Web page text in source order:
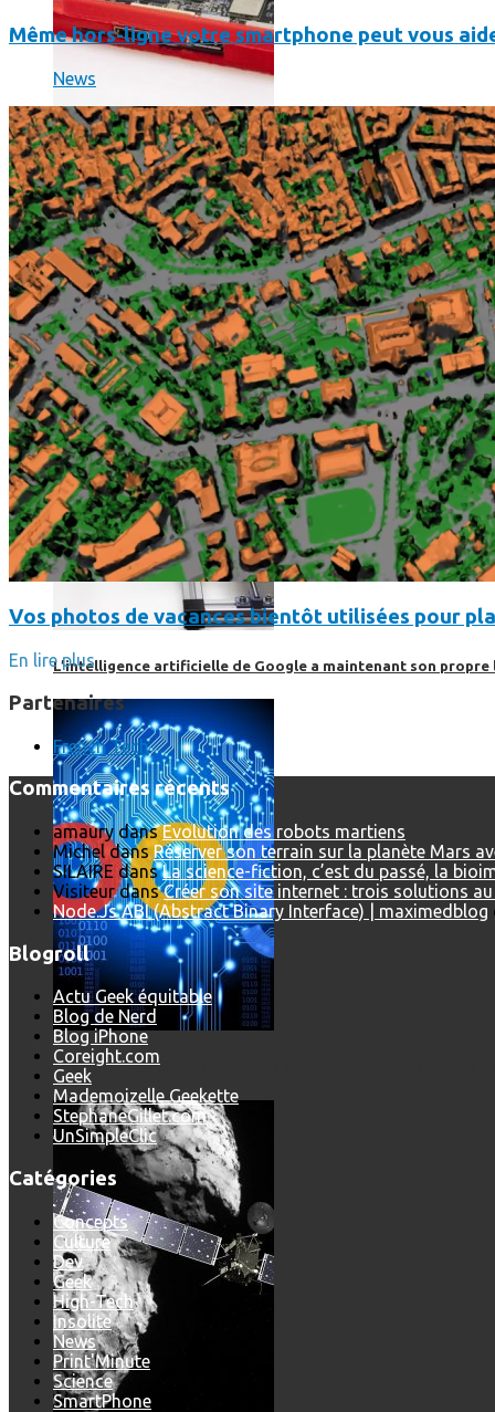
Science
Science
La science-fiction, c’est du passé, la bioimpression de peau
L’intelligence artificielle de Google a maintenant son propre
Les dernières photos envoyées par Rosetta avant son crash
Même hors-ligne votre smartphone peut vous
News
Vos photos de vacances bientôt utilisées pour
En lire plus
Partenaires
French Tech
Commentaires récents
amaury dansEvolution des robots martiens
MicheldansRéserver son terrain sur la planète Mars
SILAIREdansLa science-fiction, c’est du passé, la
VisiteurdansCréer son site internet : trois solutions au
Node.Js ABI (Abstract Binary Interface) | maximedblog
Blogroll
Actu Geek équitable
Blog de Nerd
Blog iPhone
Coreight.com
Geek
Mademoizelle Geekette
StephaneGillet.com
UnSimpleClic
Catégories
Concepts
Culture
Dev
Geek
High-Tech
Insolite
News
Print'Minute
Science
SmartPhone